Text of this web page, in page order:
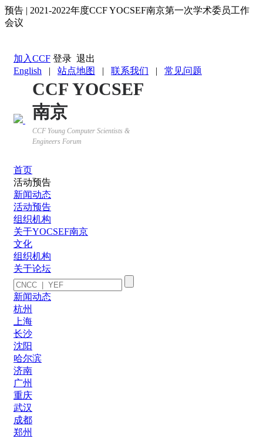
预告 | 2021-2022年度CCF YOCSEF南京第一次学术委员工作
会议
加入CCF 登录 退出
English | 站点地图 | 联系我们 | 常见问题
CCF YOCSEF
南京
CCF Young Computer Scientists &
Engineers Forum
首页
活动预告
新闻动态
活动预告
组织机构
关于YOCSEF南京
文化
组织机构
关于论坛
新闻动态
杭州
上海
长沙
沈阳
哈尔滨
济南
广州
重庆
武汉
成都
郑州